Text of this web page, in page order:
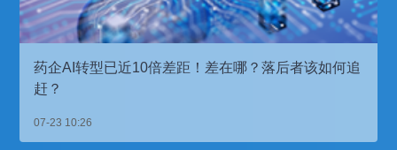
药企AI转型已近10倍差距！差在哪？落后者该如何追
赶？
07-23 10:26